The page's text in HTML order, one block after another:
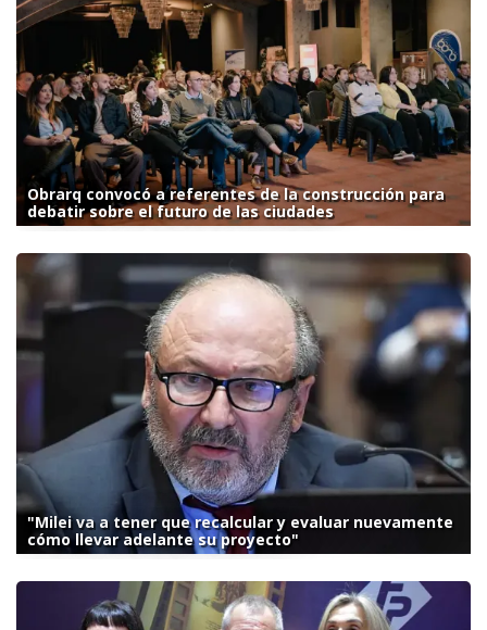
Obrarq convocó a referentes de la construcción para
debatir sobre el futuro de las ciudades
"Milei va a tener que recalcular y evaluar nuevamente
cómo llevar adelante su proyecto"